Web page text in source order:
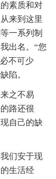
素质和对
来到这里
一系列制
出名。“您
不可少
陷。
之不易
路还很
自己的缺
们安于现
生活经